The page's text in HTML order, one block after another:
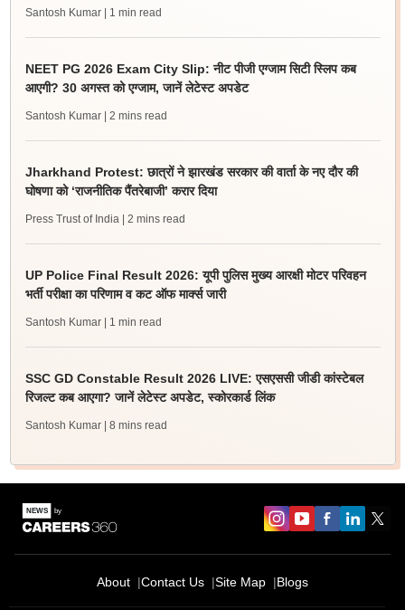
Santosh Kumar | 1 min read
NEET PG 2026 Exam City Slip: नीट पीजी एग्जाम सिटी स्लिप कब
आएगी? 30 अगस्त को एग्जाम, जानें लेटेस्ट अपडेट
Santosh Kumar | 2 mins read
Jharkhand Protest: छात्रों ने झारखंड सरकार की वार्ता के नए दौर की
घोषणा को ‘राजनीतिक पैंतरेबाजी’ करार दिया
Press Trust of India | 2 mins read
UP Police Final Result 2026: यूपी पुलिस मुख्य आरक्षी मोटर परिवहन
भर्ती परीक्षा का परिणाम व कट ऑफ मार्क्स जारी
Santosh Kumar | 1 min read
SSC GD Constable Result 2026 LIVE: एसएससी जीडी कांस्टेबल
रिजल्ट कब आएगा? जानें लेटेस्ट अपडेट, स्कोरकार्ड लिंक
Santosh Kumar | 8 mins read
About Contact Us Site Map Blogs